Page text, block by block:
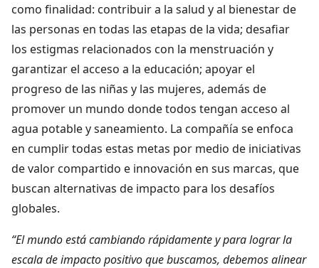
como finalidad: contribuir a la salud y al bienestar de
las personas en todas las etapas de la vida; desafiar
los estigmas relacionados con la menstruación y
garantizar el acceso a la educación; apoyar el
progreso de las niñas y las mujeres, además de
promover un mundo donde todos tengan acceso al
agua potable y saneamiento. La compañía se enfoca
en cumplir todas estas metas por medio de iniciativas
de valor compartido e innovación en sus marcas, que
buscan alternativas de impacto para los desafíos
globales.
“El mundo está cambiando rápidamente y para lograr la
escala de impacto positivo que buscamos, debemos alinear